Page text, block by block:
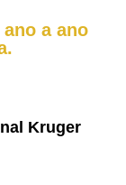
a ano
Kruger